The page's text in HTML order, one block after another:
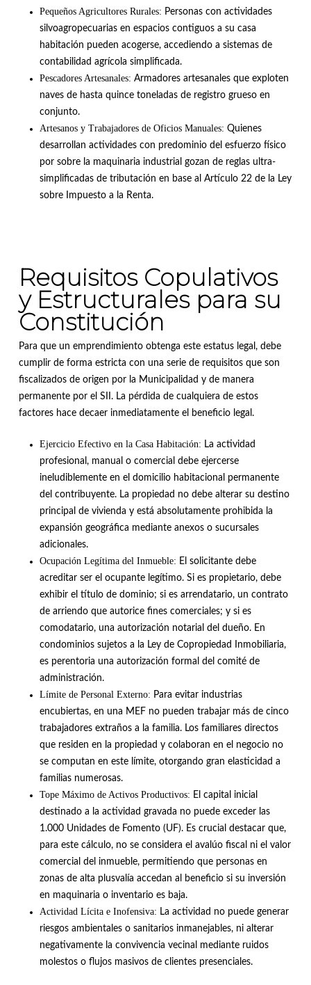
Pequeños Agricultores Rurales: Personas con actividades
silvoagropecuarias en espacios contiguos a su casa
habitación pueden acogerse, accediendo a sistemas de
contabilidad agrícola simplificada.
Pescadores Artesanales: Armadores artesanales que exploten
naves de hasta quince toneladas de registro grueso en
conjunto.
Artesanos y Trabajadores de Oficios Manuales: Quienes
desarrollan actividades con predominio del esfuerzo físico
por sobre la maquinaria industrial gozan de reglas ultra-
simplificadas de tributación en base al Artículo 22 de la Ley
sobre Impuesto a la Renta.
Requisitos Copulativos
y Estructurales para su
Constitución
Para que un emprendimiento obtenga este estatus legal, debe
cumplir de forma estricta con una serie de requisitos que son
fiscalizados de origen por la Municipalidad y de manera
permanente por el SII . La pérdida de cualquiera de estos
factores hace decaer inmediatamente el beneficio legal .
Ejercicio Efectivo en la Casa Habitación: La actividad
profesional, manual o comercial debe ejercerse
ineludiblemente en el domicilio habitacional permanente
del contribuyente. La propiedad no debe alterar su destino
principal de vivienda y está absolutamente prohibida la
expansión geográfica mediante anexos o sucursales
adicionales.
Ocupación Legítima del Inmueble: El solicitante debe
acreditar ser el ocupante legítimo. Si es propietario, debe
exhibir el título de dominio; si es arrendatario, un contrato
de arriendo que autorice fines comerciales; y si es
comodatario, una autorización notarial del dueño. En
condominios sujetos a la Ley de Copropiedad Inmobiliaria,
es perentoria una autorización formal del comité de
administración.
Límite de Personal Externo: Para evitar industrias
encubiertas, en una MEF no pueden trabajar más de cinco
trabajadores extraños a la familia. Los familiares directos
que residen en la propiedad y colaboran en el negocio no
se computan en este límite, otorgando gran elasticidad a
familias numerosas.
Tope Máximo de Activos Productivos: El capital inicial
destinado a la actividad gravada no puede exceder las
1.000 Unidades de Fomento (UF). Es crucial destacar que,
para este cálculo, no se considera el avalúo fiscal ni el valor
comercial del inmueble, permitiendo que personas en
zonas de alta plusvalía accedan al beneficio si su inversión
en maquinaria o inventario es baja.
Actividad Lícita e Inofensiva: La actividad no puede generar
riesgos ambientales o sanitarios inmanejables, ni alterar
negativamente la convivencia vecinal mediante ruidos
molestos o flujos masivos de clientes presenciales.